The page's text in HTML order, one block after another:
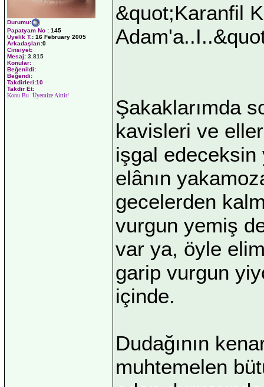
Durumu:
Papatyam No : 145
Üyelik T.: 16 February 2005
Arkadaşları:0
Cinsiyet:
Mesaj: 3.815
Konular:
Beğenildi:
Beğendi:
Takdirleri:10
Takdir Et:
Konu Bu Üyemize Aittir!
&quot;Karanfil
Şakaklarımda
kavisleri ve
işgal edeceksin
elânın
gecelerden
vurgun yemiş
var ya, öyle
garip vurgun
içinde.
Dudağının
muhtemelen